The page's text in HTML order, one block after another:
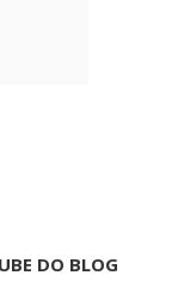
DO BLOG